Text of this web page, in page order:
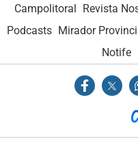
Campolitoral Revista
Podcasts Mirador
Notife